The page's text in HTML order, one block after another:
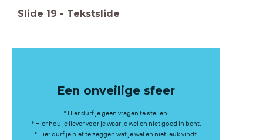
Slide 19 - Tekstslide
Een onveilige sfeer
* Hier durf je geen vragen te stellen.
* Hier hou je liever voor je waar je wel en niet goed in bent.
* Hier durf je niet te zeggen wat je wel en niet leuk vindt.